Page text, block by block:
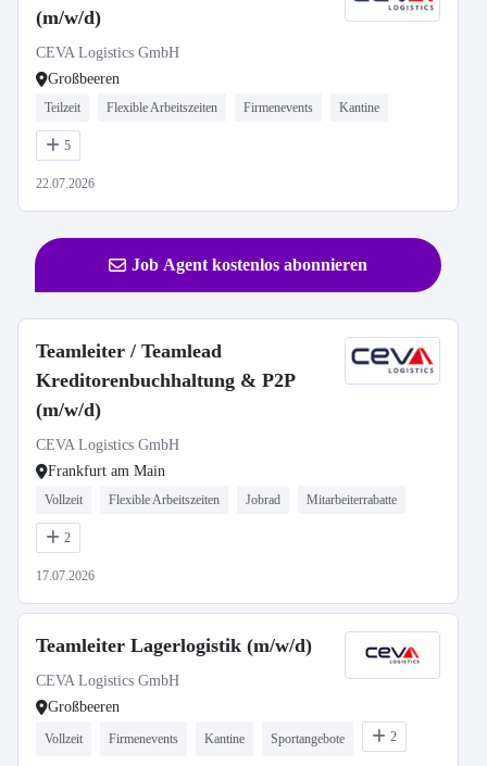
(m/w/d)
CEVA Logistics GmbH
Großbeeren
Teilzeit Flexible Arbeitszeiten Firmenevents Kantine
5
22.07.2026
Job Agent kostenlos abonnieren
Teamleiter / Teamlead
Kreditorenbuchhaltung & P2P
(m/w/d)
CEVA Logistics GmbH
Frankfurt am Main
Vollzeit Flexible Arbeitszeiten Jobrad Mitarbeiterrabatte
2
17.07.2026
Teamleiter Lagerlogistik (m/w/d)
CEVA Logistics GmbH
Großbeeren
Vollzeit Firmenevents Kantine Sportangebote 2